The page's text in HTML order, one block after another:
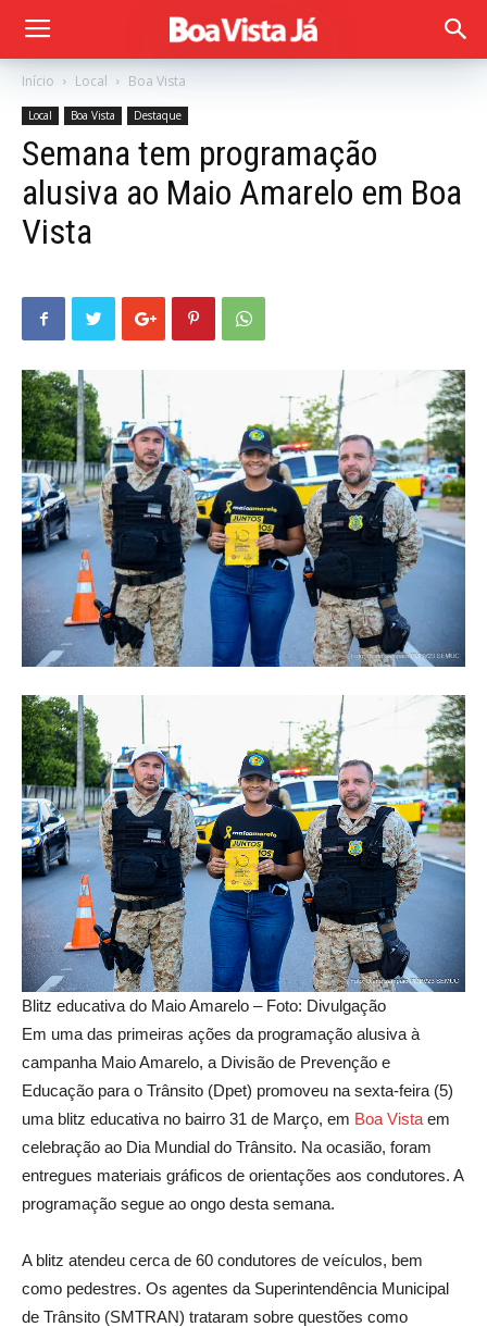
Início Local Boa Vista
Local Boa Vista Destaque
Semana tem programação
alusiva ao Maio Amarelo em Boa
Vista
Blitz educativa do Maio Amarelo – Foto: Divulgação
Em uma das primeiras ações da programação alusiva à
campanha Maio Amarelo, a Divisão de Prevenção e
Educação para o Trânsito (Dpet) promoveu na sexta-feira (5)
uma blitz educativa no bairro 31 de Março, em Boa Vista em
celebração ao Dia Mundial do Trânsito. Na ocasião, foram
entregues materiais gráficos de orientações aos condutores. A
programação segue ao ongo desta semana.
A blitz atendeu cerca de 60 condutores de veículos, bem
como pedestres. Os agentes da Superintendência Municipal
de Trânsito (SMTRAN) trataram sobre questões como